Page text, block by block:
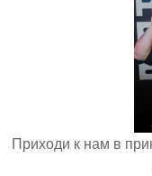
Приходи к нам в